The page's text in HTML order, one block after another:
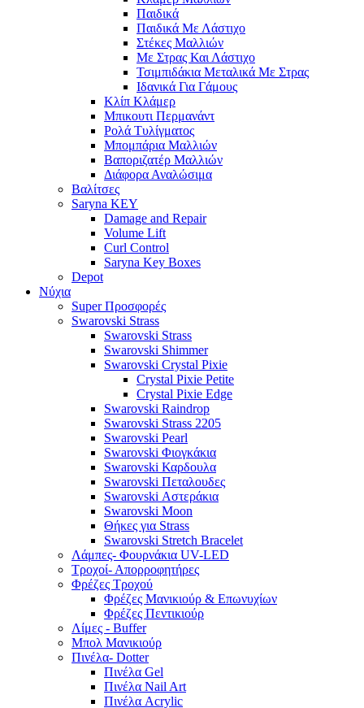
Παιδικά
Παιδικά Με Λάστιχο
Στέκες Μαλλιών
Με Στρας Και Λάστιχο
Τσιμπιδάκια Μεταλικά Με Στρας
Ιδανικά Για Γάμους
Κλίπ Κλάμερ
Μπικουτι Περμανάντ
Ρολά Τυλίγματος
Μπομπάρια Μαλλιών
Βαποριζατέρ Μαλλιών
Διάφορα Αναλώσιμα
Βαλίτσες
Saryna KEY
Damage and Repair
Volume Lift
Curl Control
Saryna Key Boxes
Depot
Νύχια
Super Προσφορές
Swarovski Strass
Swarovski Strass
Swarovski Shimmer
Swarovski Crystal Pixie
Crystal Pixie Petite
Crystal Pixie Edge
Swarovski Raindrop
Swarovski Strass 2205
Swarovski Pearl
Swarovski Φιογκάκια
Swarovski Καρδουλα
Swarovski Πεταλουδες
Swarovski Αστεράκια
Swarovski Moon
Θήκες για Strass
Swarovski Stretch Bracelet
Λάμπες- Φουρνάκια UV-LED
Τροχοί- Απορροφητήρες
Φρέζες Τροχού
Φρέζες Μανικιούρ & Επωνυχίων
Φρέζες Πεντικιούρ
Λίμες - Buffer
Μπολ Μανικιούρ
Πινέλα- Dotter
Πινέλα Gel
Πινέλα Nail Art
Πινέλα Acrylic